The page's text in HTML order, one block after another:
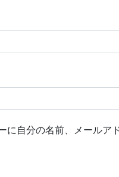
自分の名前、メールア